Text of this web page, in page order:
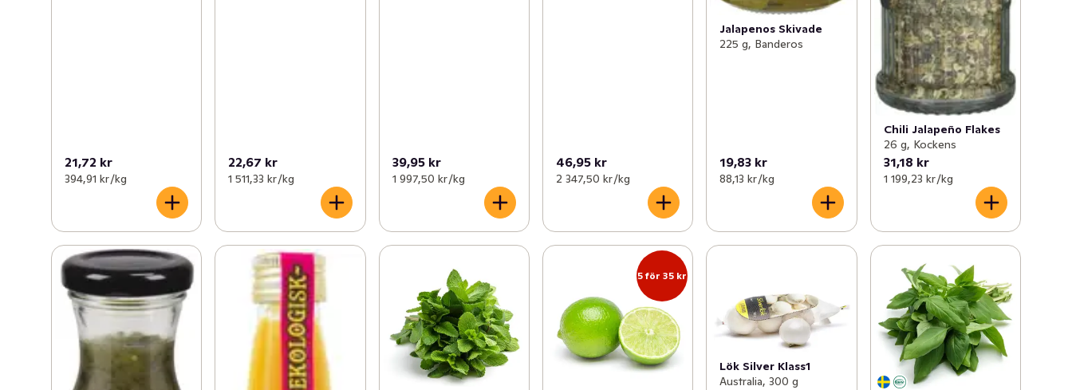
21,72 kr
394,91 kr /kg
22,67 kr
1 511,33 kr /kg
39,95 kr
1 997,50 kr /kg
46,95 kr
2 347,50 kr /kg
Jalapenos Skivade
225 g, Banderos
19,83 kr
88,13 kr /kg
Chili Jalapeño Flakes
26 g, Kockens
31,18 kr
1 199,23 kr /kg
5 för 35 kr
Lök Silver Klass1
Australia, 300 g